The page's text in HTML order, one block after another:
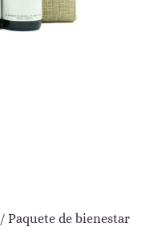
/ Paquete de bienestar